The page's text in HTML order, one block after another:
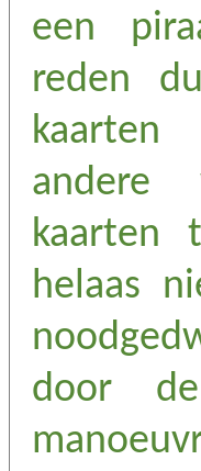
een
reden
kaarten
kaarten
helaas
door